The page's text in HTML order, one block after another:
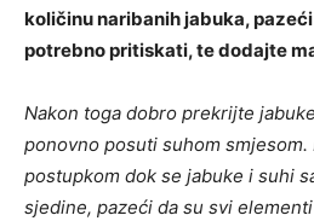
količinu naribanih jabuka,
potrebno pritiskati, te dodajte
Nakon toga dobro prekrijte
ponovno posuti suhom smjesom.
postupkom dok se jabuke i suhi
sjedine, pazeći da su svi